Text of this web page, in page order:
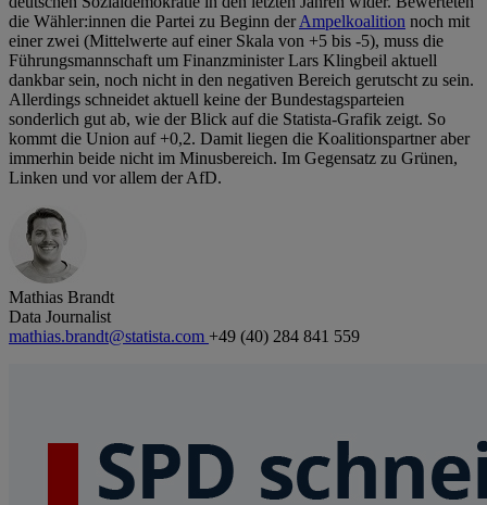
die Wähler:innen die Partei zu Beginn derAmpelkoalition noch mit
einer zwei (Mittelwerte auf einer Skala von +5 bis -5), muss die
Führungsmannschaft um Finanzminister Lars Klingbeil aktuell
dankbar sein, noch nicht in den negativen Bereich gerutscht zu sein.
Allerdings schneidet aktuell keine der Bundestagsparteien
sonderlich gut ab, wie der Blick auf die Statista-Grafik zeigt. So
kommt die Union auf +0,2. Damit liegen die Koalitionspartner aber
immerhin beide nicht im Minusbereich. Im Gegensatz zu Grünen,
Linken und vor allem der AfD.
Mathias Brandt
Data Journalist
mathias.brandt@statista.com +49 (40) 284 841 559